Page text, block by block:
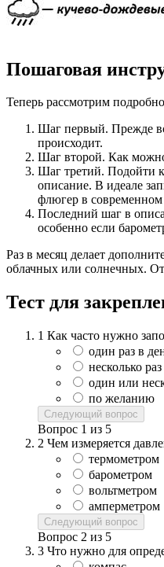
Пошаговая
Теперь рассмотрим
Шаг первый. Прежде
происходит.
Шаг второй. Как можно
Шаг третий. Подойти
описание. В идеале
флюгер в современном
Последний шаг в
особенно если
Раз в месяц делает
облачных или солнечных.
Тест для
1 Как часто нужно
один раз в
несколько
один или
по желанию
Следующий вопрос
Вопрос 1 из 5
2 Чем измеряется
термометром
барометром
вольтметром
амперметром
Следующий вопрос
Вопрос 2 из 5
3 Что нужно для